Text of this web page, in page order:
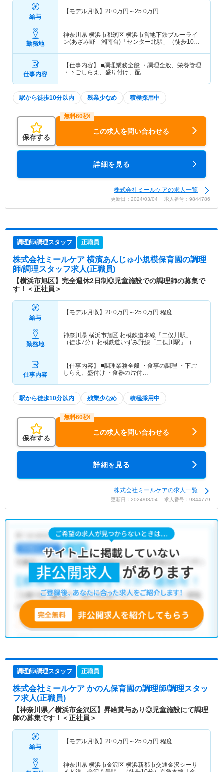
給与
【モデル月収】 20.0万円～25.0万円
勤務地
神奈川県 横浜市都筑区 横浜市営地下鉄ブルーライ
ン(あざみ野－湘南台)「センター北駅」（徒歩10
駅」（徒歩10分）
仕事内容
【仕事内容】 ■調理業務全般 ・調理全般、栄養管理
・下ごしらえ、盛り付け、配…
駅から徒歩10分以内 残業少なめ 積極採用中
保存する
この求人を問い合わせる
詳細を見る
株式会社ミールケアの求人一覧
更新日：2024/03/04 求人番号：9844786
調理師/調理スタッフ 正職員
株式会社ミールケア 横濱あんじゅ小規模保育園の調理
師/調理スタッフ求人(正職員)
【横浜市旭区】完全週休2日制◎児童施設での調理師の募集で
す！＜正社員＞
給与
【モデル月収】 20.0万円～25.0万円 程度
勤務地
神奈川県 横浜市旭区 相模鉄道本線「二俣川駅」
（徒歩7分）相模鉄道いずみ野線「二俣川駅」（徒
仕事内容
【仕事内容】 ■調理業務全般 ・食事の調理 ・下ご
しらえ、盛付け ・食器の片付…
駅から徒歩10分以内 残業少なめ 積極採用中
保存する
この求人を問い合わせる
詳細を見る
株式会社ミールケアの求人一覧
更新日：2024/03/04 求人番号：9844779
調理師/調理スタッフ 正職員
株式会社ミールケア かのん保育園の調理師/調理スタッ
フ求人(正職員)
【神奈川県／横浜市金沢区】昇給賞与あり◎児童施設にて調理
師の募集です！＜正社員＞
給与
【モデル月収】 20.0万円～25.0万円 程度
神奈川県 横浜市金沢区 横浜新都市交通金沢シーサ